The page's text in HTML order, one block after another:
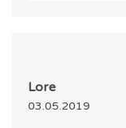
Lore
03.05.2019